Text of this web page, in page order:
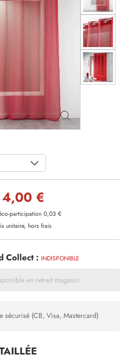
4,00 €
participation 0,03 €
unitaire, hors frais
Collect : INDISPONIBLE
en retrait magasin
sécurisé (CB, Visa, Mastercard)